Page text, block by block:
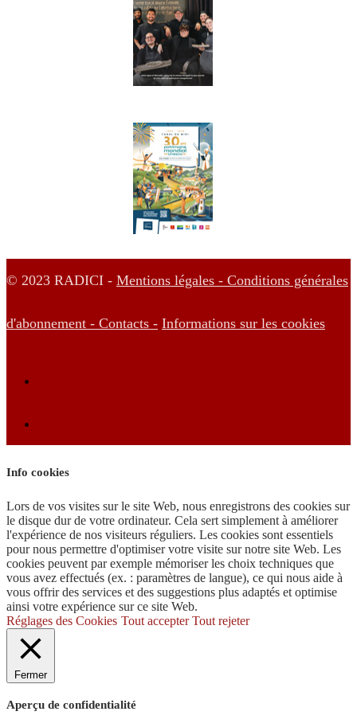
© 2023 RADICI - Mentions légales - Conditions générales
d'abonnement - Contacts - Informations sur les cookies
Info cookies
Lors de vos visites sur le site Web, nous enregistrons des cookies sur
le disque dur de votre ordinateur. Cela sert simplement à améliorer
l'expérience de nos visiteurs réguliers. Les cookies sont essentiels
pour nous permettre d'optimiser votre visite sur notre site Web. Les
cookies peuvent par exemple mémoriser les choix techniques que
vous avez effectués (ex. : paramètres de langue), ce qui nous aide à
vous offrir des services et des suggestions plus adaptés et optimise
ainsi votre expérience sur ce site Web.
Réglages des Cookies Tout accepter Tout rejeter
Fermer
Aperçu de confidentialité